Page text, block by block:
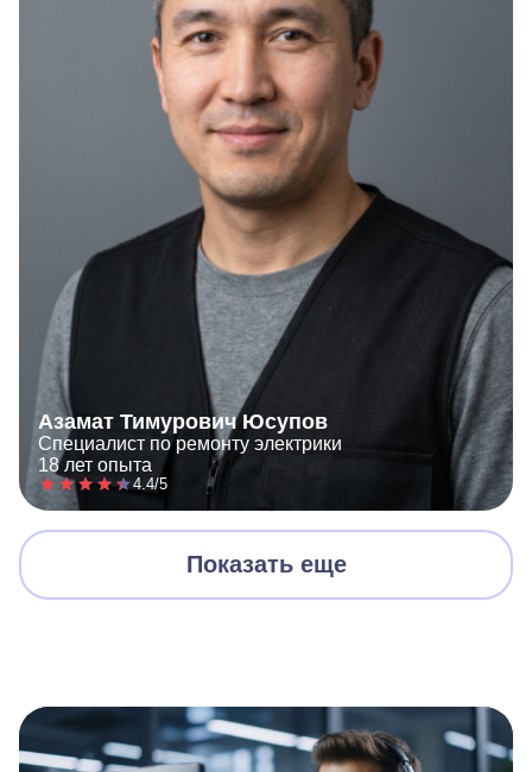
Азамат Тимурович Юсупов
Специалист по ремонту электрики
18 лет опыта
4.4/5
Показать еще